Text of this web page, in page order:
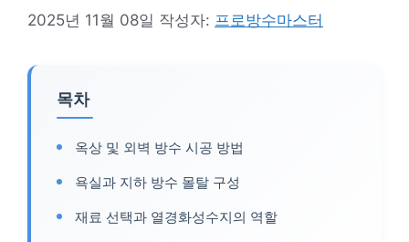
2025년 11월 08일 작성자: 프로방수마스터
목차
옥상 및 외벽 방수 시공 방법
욕실과 지하 방수 몰탈 구성
재료 선택과 열경화성수지의 역할